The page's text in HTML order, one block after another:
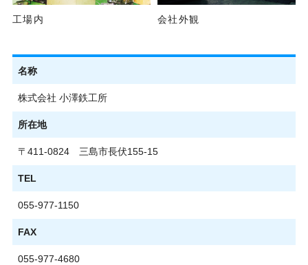
工場内 会社外観
名称
株式会社 小澤鉄工所
所在地
〒411-0824 三島市長伏155-15
TEL
055-977-1150
FAX
055-977-4680